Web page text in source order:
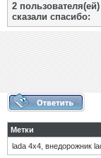
2 пользователя(ей)
сказали cпасибо:
Метки
lada 4x4 внедорожник